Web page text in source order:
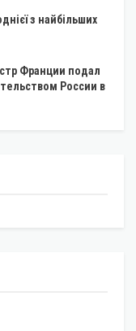
з найбільших
Франции подал
России в